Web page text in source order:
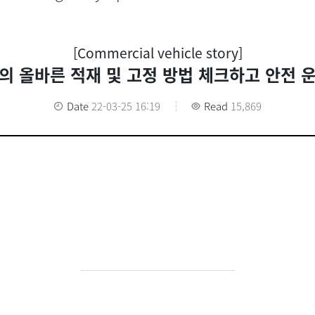
[Commercial vehicle story]
올바른 적재 및 고정 방법 체크하고 안전
Date22-03-25 16:19 Read 15,869